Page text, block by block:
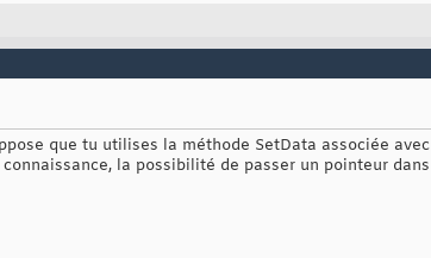
que tu utilises la méthode SetData associée
la possibilité de passer un pointeur